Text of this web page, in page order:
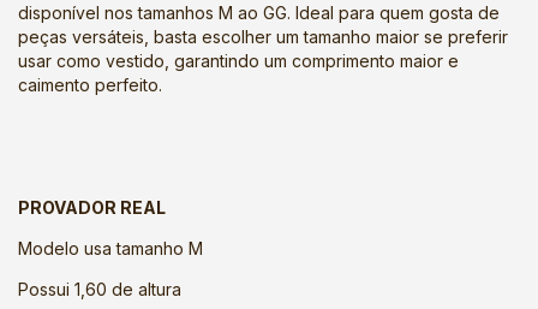
disponível nos tamanhos M ao GG. Ideal para quem gosta de
peças versáteis, basta escolher um tamanho maior se preferir
usar como vestido, garantindo um comprimento maior e
caimento perfeito.
PROVADOR REAL
Modelo usa tamanho M
Possui 1,60 de altura